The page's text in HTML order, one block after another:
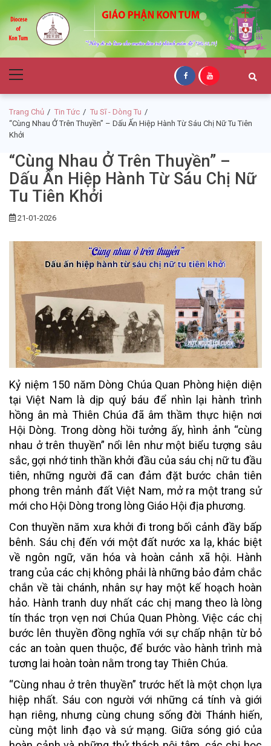
to
navigation
to
content
Giáo Phận Kon
Tum
Menu
Trang Chủ Tin Tức
Tu Sĩ - Dòng Tu
“Cùng Nhau Ở Trên Thuyền” – Dấu Ấn Hiệp Hành Từ Sáu Chị Nữ Tu Tiên
Khởi
“Cùng Nhau Ở Trên Thuyền” –
Dấu Ấn Hiệp Hành Từ Sáu Chị Nữ
Tu Tiên Khởi
21-01-2026
Kỷ niệm 150 năm Dòng Chúa Quan Phòng hiện diện
tại Việt Nam là dịp quý báu để nhìn lại hành trình
hồng ân mà Thiên Chúa đã âm thầm thực hiện nơi
Hội Dòng. Trong dòng hồi tưởng ấy, hình ảnh “cùng
nhau ở trên thuyền” nổi lên như một biểu tượng sâu
sắc, gợi nhớ tinh thần khởi đầu của sáu chị nữ tu đầu
tiên, những người đã can đảm đặt bước chân tiên
phong trên mảnh đất Việt Nam, mở ra một trang sử
mới cho Hội Dòng trong lòng Giáo Hội địa phương.
Con thuyền năm xưa khởi đi trong bối cảnh đầy bấp
bênh. Sáu chị đến với một đất nước xa lạ, khác biệt
về ngôn ngữ, văn hóa và hoàn cảnh xã hội. Hành
trang của các chị không phải là những bảo đảm chắc
chắn về tài chánh, nhân sự hay một kế hoạch hoàn
hảo. Hành tranh duy nhất các chị mang theo là lòng
tín thác trọn vẹn nơi Chúa Quan Phòng. Việc các chị
bước lên thuyền đồng nghĩa với sự chấp nhận từ bỏ
các an toàn quen thuộc, để bước vào hành trình mà
tương lai hoàn toàn nằm trong tay Thiên Chúa.
“Cùng nhau ở trên thuyền” trước hết là một chọn lựa
hiệp nhất. Sáu con người với những cá tính và giới
hạn riêng, nhưng cùng chung sống đời Thánh hiến,
cùng một linh đạo và sứ mạng. Giữa sóng gió của